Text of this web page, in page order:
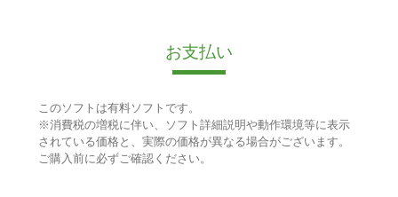
お支払い
このソフトは有料ソフトです。
※消費税の増税に伴い、ソフト詳細説明や動作環境等に表示
されている価格と、実際の価格が異なる場合がございます。
ご購入前に必ずご確認ください。